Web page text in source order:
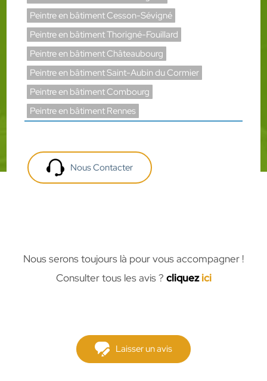
Peintre en bâtiment Cesson-Sévigné
Peintre en bâtiment Thorigné-Fouillard
Peintre en bâtiment Châteaubourg
Peintre en bâtiment Saint-Aubin du Cormier
Peintre en bâtiment Combourg
Peintre en bâtiment Rennes
Nous Contacter
Nous serons toujours là pour vous accompagner !
Consulter tous les avis ? cliquezici
Laisser un avis